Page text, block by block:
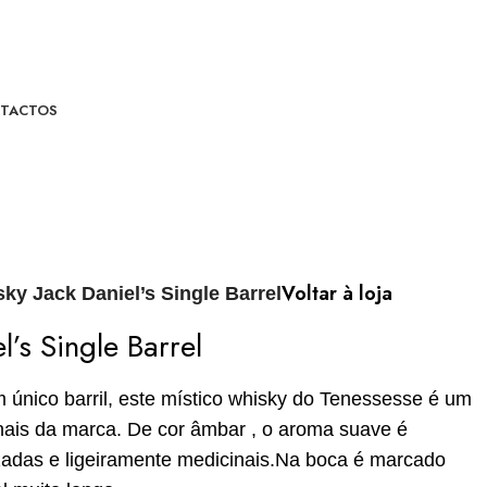
Jack Daniel’s Single BarrelVoltar à loja
Single Barrel
único barril, este místico whisky do Tenessesse é um
da marca. De cor âmbar , o aroma suave é
e ligeiramente medicinais.Na boca é marcado